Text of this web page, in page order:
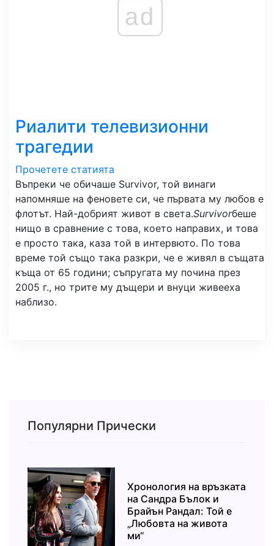
ad
Риалити телевизионни
трагедии
Прочетете статията
Въпреки че обичаше Survivor, той винаги
напомняше на феновете си, че първата му любов е
флотът. Най-добрият живот в света.Survivorбеше
нищо в сравнение с това, което направих, и това
е просто така, каза той в интервюто. По това
време той също така разкри, че е живял в същата
къща от 65 години; съпругата му почина през
2005 г., но трите му дъщери и внуци живееха
наблизо.
Популярни Прически
Хронология на връзката
на Сандра Бълок и
Брайън Рандал: Той е
„Любовта на живота
ми“